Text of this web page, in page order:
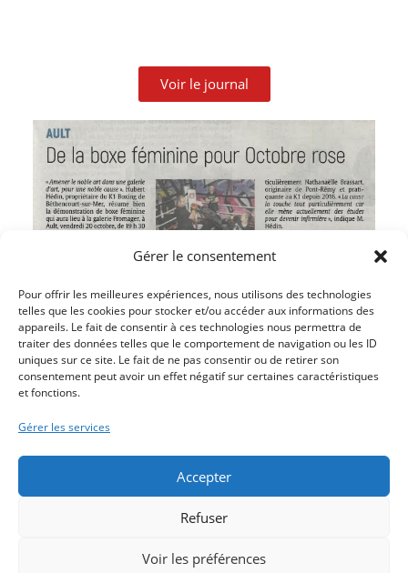
Gérer le consentement
Pour offrir les meilleures expériences, nous utilisons des technologies
telles que les cookies pour stocker et/ou accéder aux informations des
appareils. Le fait de consentir à ces technologies nous permettra de
traiter des données telles que le comportement de navigation ou les ID
uniques sur ce site. Le fait de ne pas consentir ou de retirer son
consentement peut avoir un effet négatif sur certaines caractéristiques
et fonctions.
Gérer les services
Accepter
Refuser
Voir les préférences
Voir le journal
Article précédent
BÉATRICE DE LA VALETTE AUTRICE DE ROMANS ET
POLARS
LE SALON DU LIVRE TOUJOURS AU-DELA DU POLAR